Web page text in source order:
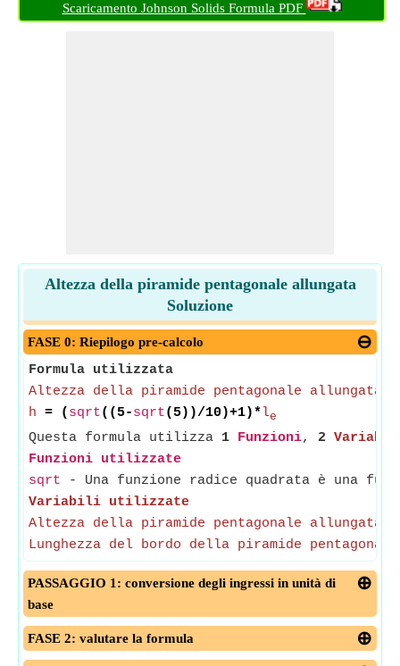
Scaricamento Johnson Solids Formula PDF
Altezza della piramide pentagonale allungata
Soluzione
FASE 0: Riepilogo pre-calcolo
Formula utilizzata
Altezza della piramide pentagonale allungata
h = ( sqrt((5-sqrt(5))/10)+1)*le
Questa formula utilizza 1 Funzioni, 2
Funzioni utilizzate
sqrt - Una funzione radice quadrata è una
Variabili utilizzate
Altezza della piramide pentagonale allungata
Lunghezza del bordo della piramide
PASSAGGIO 1: conversione degli ingressi in unità di
base
FASE 2: valutare la formula